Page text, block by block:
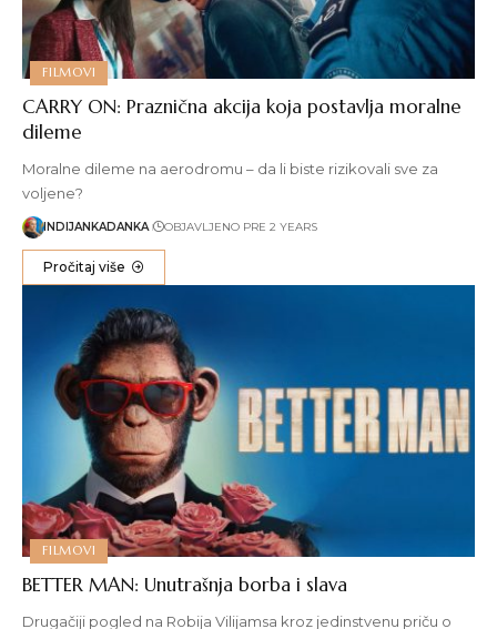
FILMOVI
CARRY ON: Praznična akcija koja postavlja moralne
dileme
Moralne dileme na aerodromu – da li biste rizikovali sve za
voljene?
INDIJANKADANKA OBJAVLJENO PRE 2 YEARS
Pročitaj više
FILMOVI
BETTER MAN: Unutrašnja borba i slava
Drugačiji pogled na Robija Vilijamsa kroz jedinstvenu priču o